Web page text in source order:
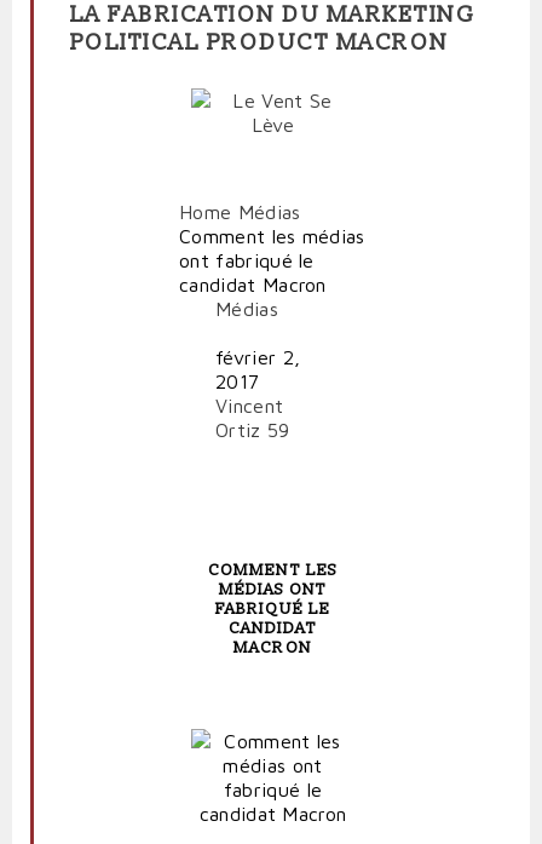
LA FABRICATION DU MARKETING
POLITICAL PRODUCT MACRON
Home Médias
Comment les médias
ont fabriqué le
candidat Macron
Médias
février 2,
2017
Vincent
Ortiz 59
COMMENT LES
MÉDIAS ONT
FABRIQUÉ LE
CANDIDAT
MACRON